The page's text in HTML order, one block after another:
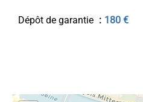
Dépôt de garantie 180 €